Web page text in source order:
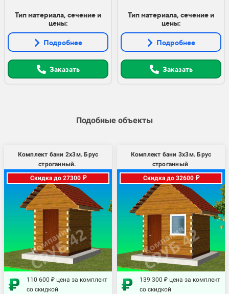
Тип материала, сечение и
цены:
Подробнее
Заказать
Тип материала, сечение и
цены:
Подробнее
Заказать
Подобные объекты
Комплект бани 2х3м. Брус
строганный.
Скидка до 27300 ₽
110 600 ₽ цена за комплект
со скидкой
Комплект бани 3х3м. Брус
строганный
Скидка до 32600 ₽
139 300 ₽ цена за комплект
со скидкой